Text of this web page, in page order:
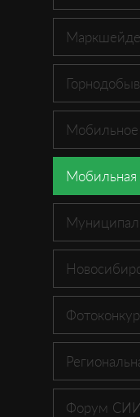
Мобильная
Форум